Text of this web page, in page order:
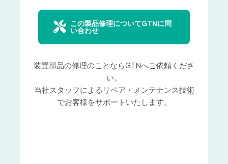
この製品修理についてGTNに問
い合わせ
装置部品の修理のことならGTNへご依頼くださ
い。
当社スタッフによるリペア・メンテナンス技術
でお客様をサポートいたします。